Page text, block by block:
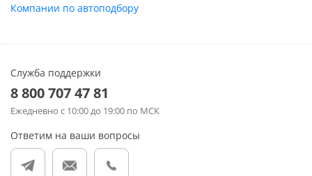
Компании по автоподбору
Служба поддержки
8 800 707 47 81
Ежедневно с 10:00 до 19:00 по МСК
Ответим на ваши вопросы